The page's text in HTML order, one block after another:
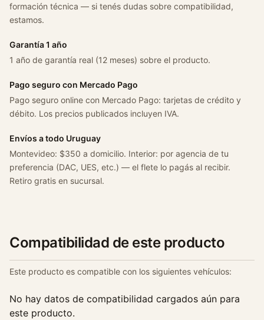
formación técnica — si tenés dudas sobre compatibilidad,
estamos.
Garantía 1 año
1 año de garantía real (12 meses) sobre el producto.
Pago seguro con Mercado Pago
Pago seguro online con Mercado Pago: tarjetas de crédito y
débito. Los precios publicados incluyen IVA.
Envíos a todo Uruguay
Montevideo: $350 a domicilio. Interior: por agencia de tu
preferencia (DAC, UES, etc.) — el flete lo pagás al recibir.
Retiro gratis en sucursal.
Compatibilidad de este producto
Este producto es compatible con los siguientes vehículos:
No hay datos de compatibilidad cargados aún para
este producto.